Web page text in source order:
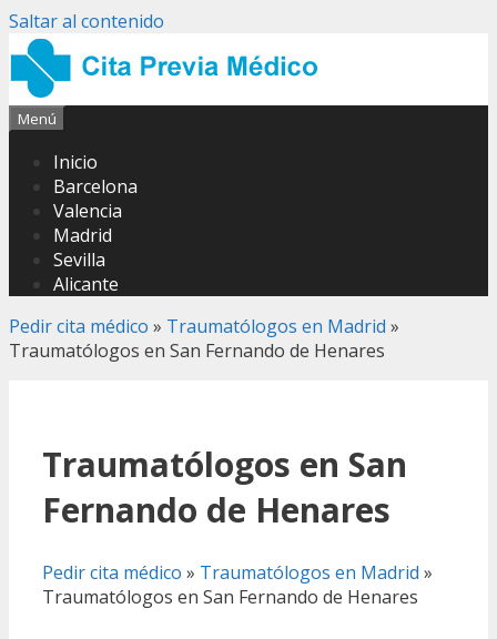
Saltar al contenido
Menú
Inicio
Barcelona
Valencia
Madrid
Sevilla
Alicante
Pedir cita médico » Traumatólogos en Madrid »
Traumatólogos en San Fernando de Henares
Traumatólogos en San
Fernando de Henares
Pedir cita médico » Traumatólogos en Madrid »
Traumatólogos en San Fernando de Henares